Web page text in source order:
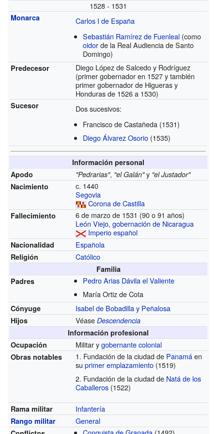
1528 - 1531
Monarca
Carlos I de España
Sebastián Ramírez de Fuenleal(como
oidorde la Real Audiencia de Santo
Domingo)
Predecesor
Diego López de Salcedo y Rodríguez
(primer gobernador en 1527 y también
primer gobernador de Higueras y
Honduras de 1526 a 1530)
Sucesor
Dos sucesivos:
Francisco de Castañeda (1531)
Diego Álvarez Osorio (1535)
Información personal
Apodo
"Pedrarias", "el Galán"y "el Justador"
Nacimiento
c. 1440
Segovia
Corona de Castilla
Fallecimiento
6 de marzo de 1531 (90 o 91 años)
León Viejo,gobernación de Nicaragua
Imperio español
Nacionalidad Española
Religión Católico
Familia
Padres
Pedro Arias Dávila el Valiente
María Ortiz de Cota
Cónyuge Isabel de Bobadilla y Peñalosa
Hijos VéaseDescendencia
Información profesional
Ocupación
Militar ygobernantecolonial
Obras notables Fundación de la ciudad de Panamáen
suprimer emplazamiento (1519)
Fundación de la ciudad de Natá de los
Caballeros (1522)
Rama militar Infantería
Rango militar General